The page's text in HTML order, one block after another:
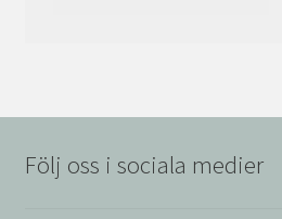
Följ oss i sociala medier